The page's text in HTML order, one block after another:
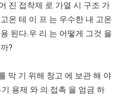
진 접착제 로 가열 시 구조 가
온 테 이 프 는 우수한 내 고온
된다.우 리 는 어떻게 그것 을
?
막 기 위해 창고 에 보관 해 야
용제 와 의 접촉 을 엄금 하